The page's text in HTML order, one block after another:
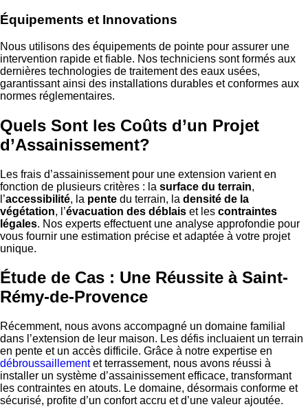
Équipements et Innovations
Nous utilisons des équipements de pointe pour assurer une
intervention rapide et fiable. Nos techniciens sont formés aux
dernières technologies de traitement des eaux usées,
garantissant ainsi des installations durables et conformes aux
normes réglementaires.
Quels Sont les Coûts d’un Projet
d’Assainissement?
Les frais d’assainissement pour une extension varient en
fonction de plusieurs critères : la surface du terrain,
l’accessibilité, la pente du terrain, la densité de la
végétation, l’évacuation des déblais et les contraintes
légales. Nos experts effectuent une analyse approfondie pour
vous fournir une estimation précise et adaptée à votre projet
unique.
Étude de Cas : Une Réussite à Saint-
Rémy-de-Provence
Récemment, nous avons accompagné un domaine familial
dans l’extension de leur maison. Les défis incluaient un terrain
en pente et un accès difficile. Grâce à notre expertise en
débroussaillementet terrassement, nous avons réussi à
installer un système d’assainissement efficace, transformant
les contraintes en atouts. Le domaine, désormais conforme et
sécurisé, profite d’un confort accru et d’une valeur ajoutée.